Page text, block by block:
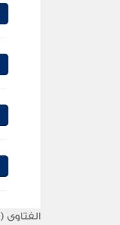
الفتاوى (22)